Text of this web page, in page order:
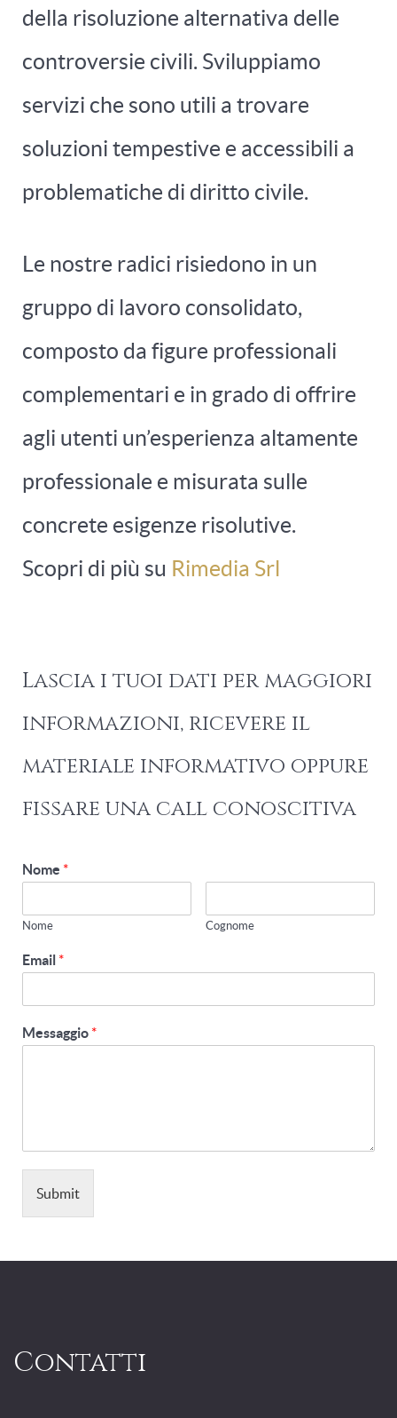
della risoluzione alternativa delle
controversie civili. Sviluppiamo
servizi che sono utili a trovare
soluzioni tempestive e accessibili a
problematiche di diritto civile.
Le nostre radici risiedono in un
gruppo di lavoro consolidato,
composto da figure professionali
complementari e in grado di offrire
agli utenti un’esperienza altamente
professionale e misurata sulle
concrete esigenze risolutive.
Scopri di più su Rimedia Srl
Lascia i tuoi dati per maggiori
informazioni, ricevere il
materiale informativo oppure
fissare una call conoscitiva
Nome *
Nome Cognome
Email *
Messaggio *
Submit
Contatti